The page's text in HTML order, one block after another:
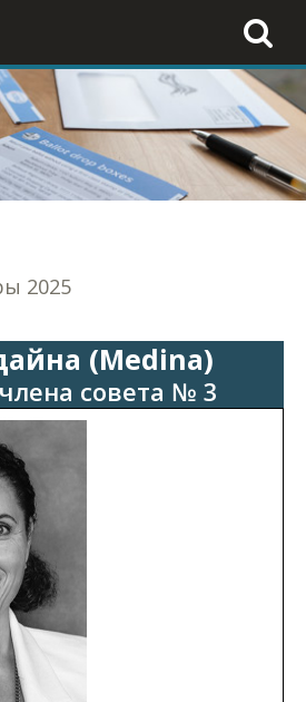
Toggle
2025
(Medina)
совета № 3